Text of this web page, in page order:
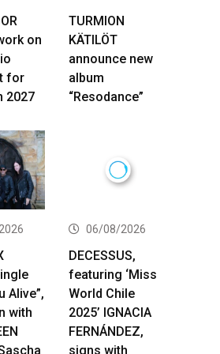
on
for
2027
TURMION
KÄTILÖT
announce new
album
“Resodance”
Alive”,
with
06/08/2026
DECESSUS,
featuring ‘Miss
World Chile
2025’ IGNACIA
FERNÁNDEZ,
signs with